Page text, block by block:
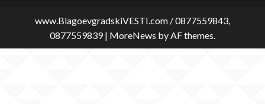
www.BlagoevgradskiVESTI.com / 0877559843,
0877559839| MoreNews by AF themes.